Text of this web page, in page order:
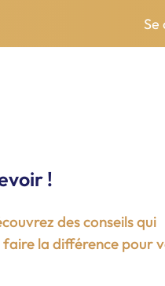
Se
!
des conseils qui
la différence pour